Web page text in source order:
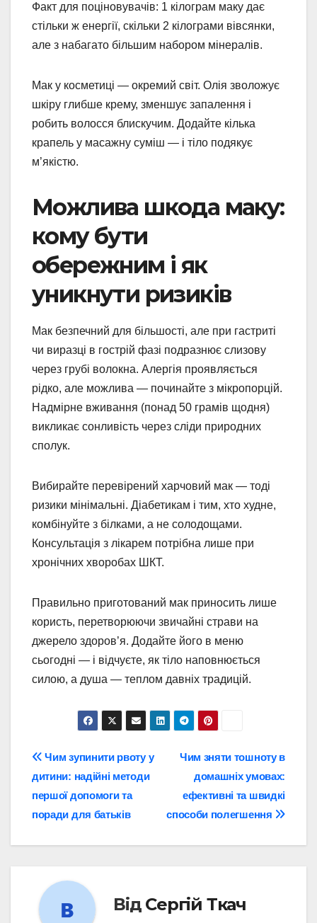
Факт для поціновувачів: 1 кілограм маку дає
стільки ж енергії, скільки 2 кілограми вівсянки,
але з набагато більшим набором мінералів.
Мак у косметиці — окремий світ. Олія зволожує
шкіру глибше крему, зменшує запалення і
робить волосся блискучим. Додайте кілька
крапель у масажну суміш — і тіло подякує
м’якістю.
Можлива шкода маку:
кому бути
обережним і як
уникнути ризиків
Мак безпечний для більшості, але при гастриті
чи виразці в гострій фазі подразнює слизову
через грубі волокна. Алергія проявляється
рідко, але можлива — починайте з мікропорцій.
Надмірне вживання (понад 50 грамів щодня)
викликає сонливість через сліди природних
сполук.
Вибирайте перевірений харчовий мак — тоді
ризики мінімальні. Діабетикам і тим, хто худне,
комбінуйте з білками, а не солодощами.
Консультація з лікарем потрібна лише при
хронічних хворобах ШКТ.
Правильно приготований мак приносить лише
користь, перетворюючи звичайні страви на
джерело здоров’я. Додайте його в меню
сьогодні — і відчуєте, як тіло наповнюється
силою, а душа — теплом давніх традицій.
Навігація
записів
Чим зняти тошноту в
домашніх умовах:
ефективні та швидкі
способи полегшення
Чим зупинити рвоту у
дитини: надійні методи
першої допомоги та
поради для батьків
Від Сергій Ткач